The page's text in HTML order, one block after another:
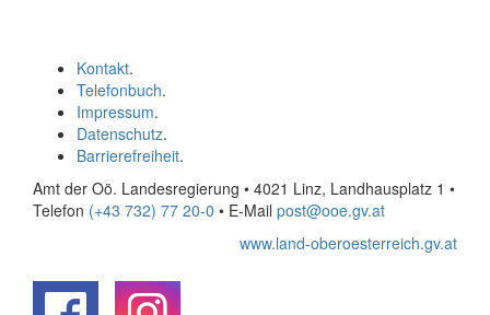
Kontakt.
Telefonbuch.
Impressum.
Datenschutz.
Barrierefreiheit.
Amt der Oö. Landesregierung • 4021 Linz, Landhausplatz 1 •
Telefon (+43 732) 77 20-0 • E-Mail post@ooe.gv.at
www.land-oberoesterreich.gv.at